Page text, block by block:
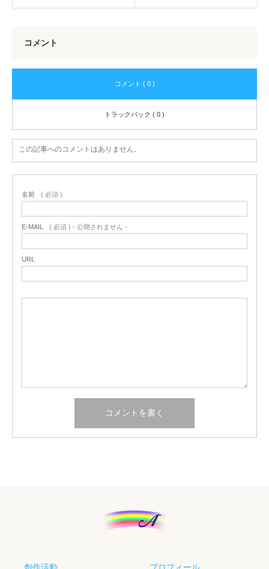
コメント
コメント ( 0 )
トラックバック ( 0 )
この記事へのコメントはありません。
名前 ( 必須 )
E-MAIL ( 必須 ) - 公開されません -
URL